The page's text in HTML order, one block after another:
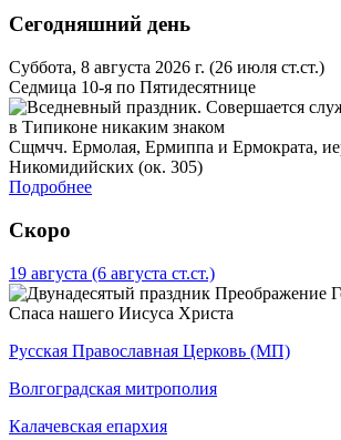
Сегодняшний день
Суббота, 8 августа 2026 г. (26 июля ст.ст.)
Седмица 10-я по Пятидесятнице
Сщмчч. Ермолая, Ермиппа и Ермократа,
Никомидийских (ок. 305)
Подробнее
Скоро
19 августа (6 августа ст.ст.)
Преображение
Спаса нашего Иисуса Христа
Русская Православная Церковь (МП)
Волгоградская митрополия
Калачевская епархия